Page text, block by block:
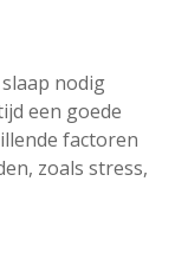
nodig
een goede
factoren
zoals stress,